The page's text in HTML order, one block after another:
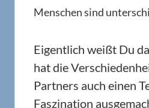
Menschen sind
Eigentlich weißt Du
hat die
Partners auch einen
Faszination